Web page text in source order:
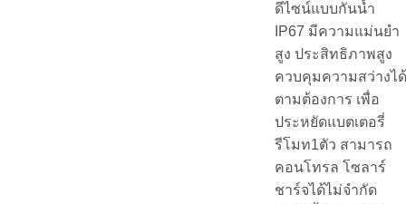
ดีไซน์แบบกันน้ำ
IP67 มีความแม่นยำ
สูง ประสิทธิภาพสูง
ควบคุมความสว่างได้
ตามต้องการ เพื่อ
ประหยัดแบตเตอรี่
รีโมท1ตัว สามารถ
คอนโทรล โซลาร์
ชาร์จได้ไม่จำกัด